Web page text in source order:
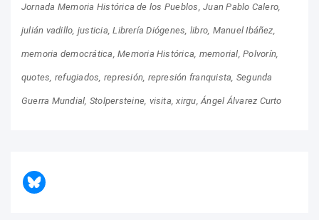
Jornada Memoria Histórica de los Pueblos Juan Pablo Calero
julián vadillo justicia Librería Diógenes libro Manuel Ibáñez
memoria democrática Memoria Histórica memorial Polvorín
quotes refugiados represión represión franquista Segunda
Guerra Mundial Stolpersteine visita xirgu Ángel Álvarez Curto